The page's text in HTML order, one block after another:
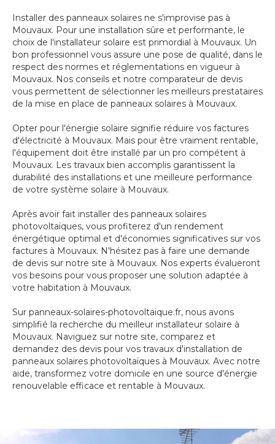
Installer des panneaux solaires ne s'improvise pas à
Mouvaux. Pour une installation sûre et performante, le
choix de l'installateur solaire est primordial à Mouvaux. Un
bon professionnel vous assure une pose de qualité, dans le
respect des normes et réglementations en vigueur à
Mouvaux. Nos conseils et notre comparateur de devis
vous permettent de sélectionner les meilleurs prestataires
de la mise en place de panneaux solaires à Mouvaux.
Opter pour l'énergie solaire signifie réduire vos factures
d'électricité à Mouvaux. Mais pour être vraiment rentable,
l'équipement doit être installé par un pro compétent à
Mouvaux. Les travaux bien accomplis garantissent la
durabilité des installations et une meilleure performance
de votre système solaire à Mouvaux.
Après avoir fait installer des panneaux solaires
photovoltaïques, vous profiterez d'un rendement
énergétique optimal et d'économies significatives sur vos
factures à Mouvaux. N'hésitez pas à faire une demande
de devis sur notre site à Mouvaux. Nos experts évalueront
vos besoins pour vous proposer une solution adaptée à
votre habitation à Mouvaux.
Sur panneaux-solaires-photovoltaique.fr, nous avons
simplifié la recherche du meilleur installateur solaire à
Mouvaux. Naviguez sur notre site, comparez et
demandez des devis pour vos travaux d'installation de
panneaux solaires photovoltaïques à Mouvaux. Avec notre
aide, transformez votre domicile en une source d'énergie
renouvelable efficace et rentable à Mouvaux.